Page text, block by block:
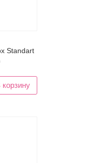
Standart
корзину